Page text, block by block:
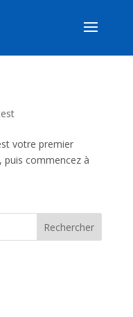
votre premier
puis commencez à